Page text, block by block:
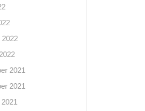
2022
2021
2021